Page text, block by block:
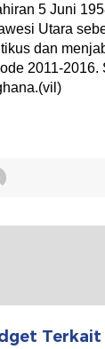
5 Juni
Utara
dan
2011-2016.
Terkait